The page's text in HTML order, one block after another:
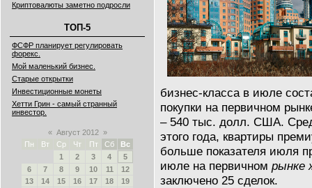
Криптовалюты заметно подросли
ТОП-5
ФСФР планирует регулировать
форекс.
Мой маленький бизнес.
Старые открытки
Инвестиционные монеты
Хетти Грин - самый странный
инвестор.
« Август 2012 »
Пн
Вт Ср Чт Пт Сб
Вс
1
2 3 4
5
6
7 8 9 10 11
12
13
14 15 16 17 18
19
бизнес-класса в июле
покупки на первичном
– 540 тыс. долл. США.
этого года, квартиры
больше показателя июля
июле на первичном рынке
заключено 25 сделок.